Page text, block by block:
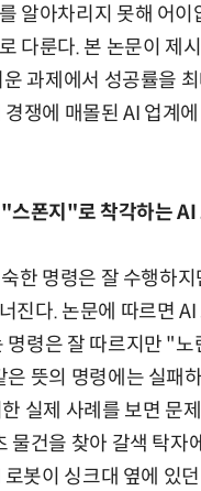
알아차리지 못해 어이
다룬다. 본 논문이 제
과제에서 성공률을
경쟁에 매몰된 AI 업계
폰지"로 착각하는 AI
한 명령은 잘 수행하지
진다. 논문에 따르면
령은 잘 따르지만 "노
뜻의 명령에는 실패
실제 사례를 보면 문
물건을 찾아 갈색 탁자
봇이 싱크대 옆에 있